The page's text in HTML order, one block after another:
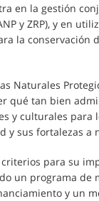
en la gestión
y ZRP), y en
la conservación
Naturales
qué tan bien
y culturales para
sus fortalezas a
para su
un programa de
y un